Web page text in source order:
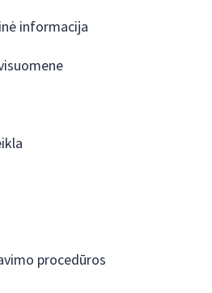
informacija
procedūros